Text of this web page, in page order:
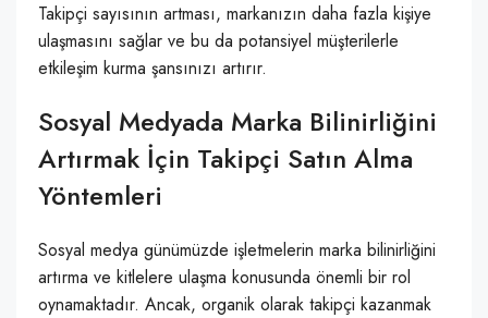
Takipçi sayısının artması, markanızın daha fazla kişiye
ulaşmasını sağlar ve bu da potansiyel müşterilerle
etkileşim kurma şansınızı artırır.
Sosyal Medyada Marka Bilinirliğini
Artırmak İçin Takipçi Satın Alma
Yöntemleri
Sosyal medya günümüzde işletmelerin marka bilinirliğini
artırma ve kitlelere ulaşma konusunda önemli bir rol
oynamaktadır. Ancak, organik olarak takipçi kazanmak